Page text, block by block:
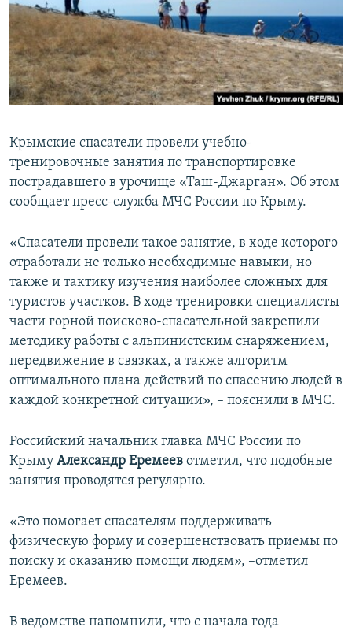
ПОБЕДИТЕЛЕЙ НЕ СУДЯТ?
КРЫМ.НЕПОКОРЕННЫЙ
ELIFBE
УКРАИНСКАЯ ПРОБЛЕМА КРЫМА
ПРИСОЕДИНЯЙТЕСЬ!
Крымские спасатели провели учебно-
тренировочные занятия по транспортировке
пострадавшего в урочище «Таш-Джарган». Об этом
сообщает пресс-служба МЧС России по Крыму.
«Спасатели провели такое занятие, в ходе которого
отработали не только необходимые навыки, но
также и тактику изучения наиболее сложных для
туристов участков. В ходе тренировки специалисты
части горной поисково-спасательной закрепили
методику работы с альпинистским снаряжением,
передвижение в связках, а также алгоритм
оптимального плана действий по спасению людей в
каждой конкретной ситуации», – пояснили в МЧС.
Российский начальник главка МЧС России по
Крыму Александр Еремеев отметил, что подобные
занятия проводятся регулярно.
«Это помогает спасателям поддерживать
физическую форму и совершенствовать приемы по
поиску и оказанию помощи людям», –отметил
Еремеев.
В ведомстве напомнили, что с начала года